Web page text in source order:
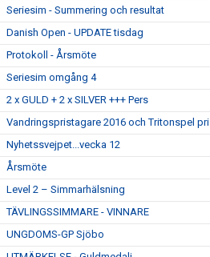
Seriesim - Summering och resultat
Danish Open - UPDATE tisdag
Protokoll - Årsmöte
Seriesim omgång 4
2 x GULD + 2 x SILVER +++ Pers
Vandringspristagare 2016 och Tritonspel
Nyhetssvejpet...vecka 12
Årsmöte
Level 2 – Simmarhälsning
TÄVLINGSSIMMARE - VINNARE
UNGDOMS-GP Sjöbo